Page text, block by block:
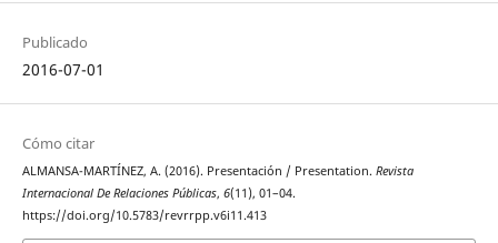
Publicado
2016-07-01
Cómo citar
ALMANSA-MARTÍNEZ, A. (2016). Presentación / Presentation. Revista
Internacional De Relaciones Públicas, 6(11), 01–04.
https://doi.org/10.5783/revrrpp.v6i11.413